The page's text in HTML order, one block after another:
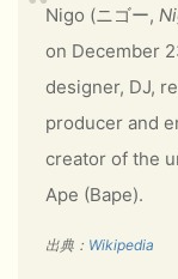
Nigo (ニゴー,
on December
designer, DJ,
producer and
creator of the
Ape (Bape).
出典： Wikipedia